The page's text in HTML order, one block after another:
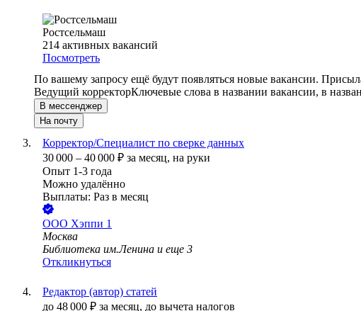
Ростсельмаш
214 активных вакансий
Посмотреть
По вашему запросу ещё будут появляться новые вакансии.
Ведущий корректорКлючевые слова в названии вакансии, в
В мессенджер
На почту
Корректор/Специалист по сверке данных
30 000 – 40 000 ₽ за месяц, на руки
Опыт 1-3 года
Можно удалённо
Выплаты: Раз в месяц
ООО Хэппи 1
Москва
Библиотека им.Ленина и еще 3
Откликнуться
Редактор (автор) статей
до 48 000 ₽ за месяц, до вычета налогов